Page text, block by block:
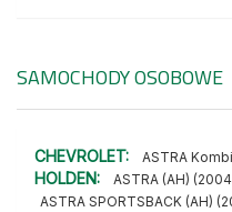
SAMOCHODY OSOBOWE
CHEVROLET: ASTRA
HOLDEN: ASTRA (AH)
ASTRA SPORTSBACK (AH)